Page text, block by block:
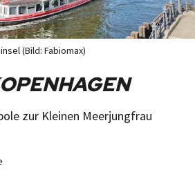
(Bild: Fabiomax)
zur Kleinen Meerjungfrau